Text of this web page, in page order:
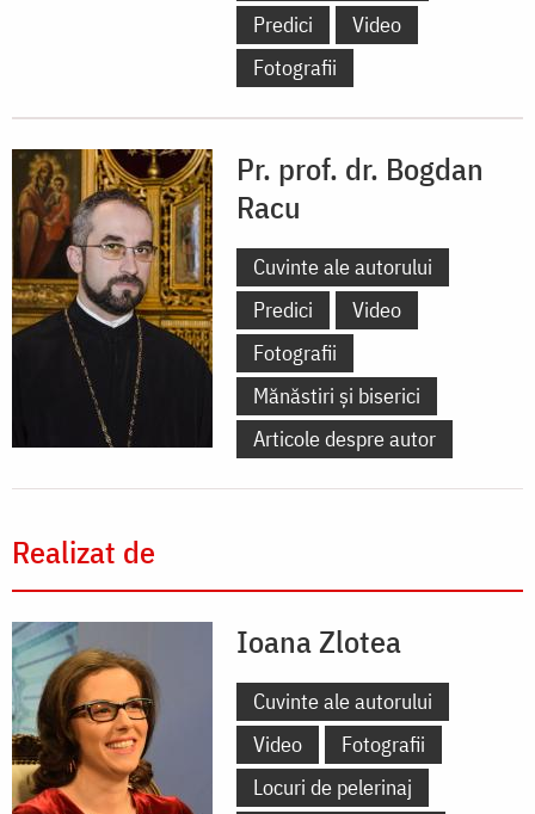
Predici
Video
Fotografii
Pr. prof. dr. Bogdan
Racu
Cuvinte ale autorului
Predici
Video
Fotografii
Mănăstiri și biserici
Articole despre autor
Realizat de
Ioana Zlotea
Cuvinte ale autorului
Video
Fotografii
Locuri de pelerinaj